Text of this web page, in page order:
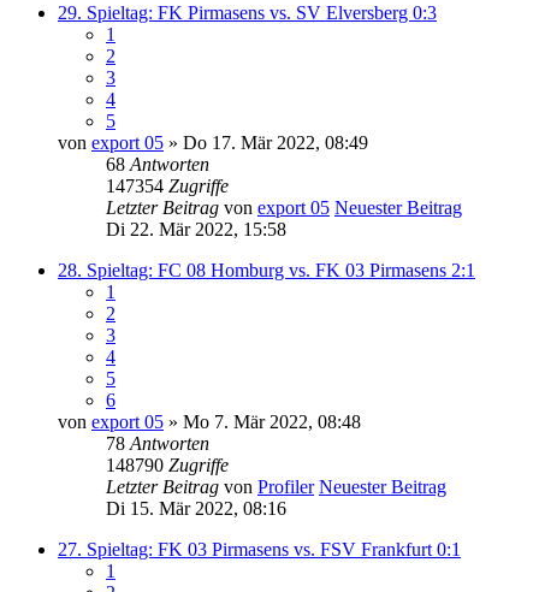
29. Spieltag: FK Pirmasens vs. SV Elversberg 0:3
1
2
3
4
5
von export 05 » Do 17. Mär 2022, 08:49
68 Antworten
147354 Zugriffe
Letzter Beitrag von export 05 Neuester Beitrag
Di 22. Mär 2022, 15:58
28. Spieltag: FC 08 Homburg vs. FK 03 Pirmasens 2:1
1
2
3
4
5
6
von export 05 » Mo 7. Mär 2022, 08:48
78 Antworten
148790 Zugriffe
Letzter Beitrag von Profiler Neuester Beitrag
Di 15. Mär 2022, 08:16
27. Spieltag: FK 03 Pirmasens vs. FSV Frankfurt 0:1
1